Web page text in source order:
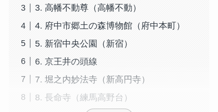
3. 高幡不動尊（高幡不動）
4. 府中市郷土の森博物館（府中本町）
5. 新宿中央公園（新宿）
6. 京王井の頭線
7. 堀之内妙法寺（新高円寺）
8. 長命寺（練馬高野台）